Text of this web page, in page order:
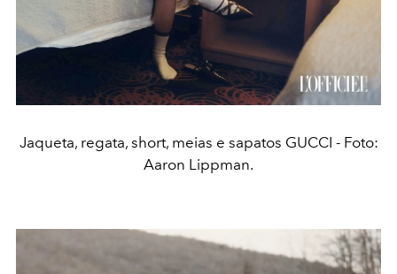
Jaqueta, regata, short, meias e sapatos GUCCI - Foto:
Aaron Lippman.